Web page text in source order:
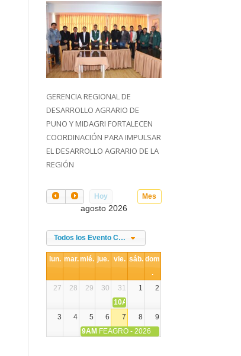
GERENCIA REGIONAL DE
DESARROLLO AGRARIO DE
PUNO Y MIDAGRI FORTALECEN
COORDINACIÓN PARA IMPULSAR
EL DESARROLLO AGRARIO DE LA
REGIÓN
Hoy Mes
agosto 2026
Todos los Evento Categories
lun. mar.mié. jue. vie. sáb. dom
.
27
28 29 30 31 1
2
10AM
3
4 5 6 7 8
9
9AM FEAGRO - 2026